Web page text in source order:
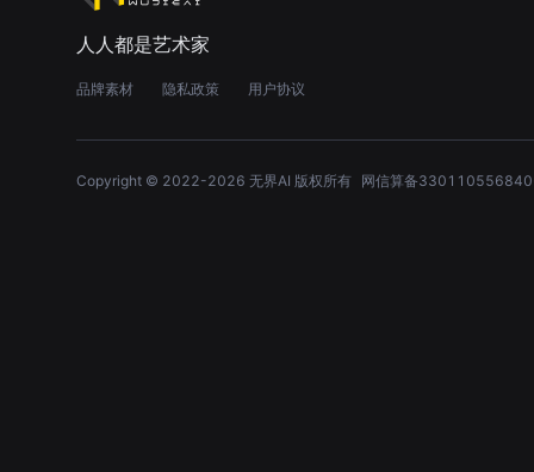
人人都是艺术家
品牌素材 隐私政策 用户协议
Copyright © 2022-2026 无界AI 版权所有 网信算备